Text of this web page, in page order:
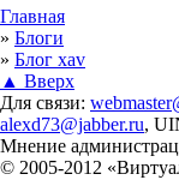
Вы здесь
Главная
» Блоги
» Блог xav
▲ Вверх
Для связи:
alexd73@jabber.ru,
Мнение
© 2005-2012